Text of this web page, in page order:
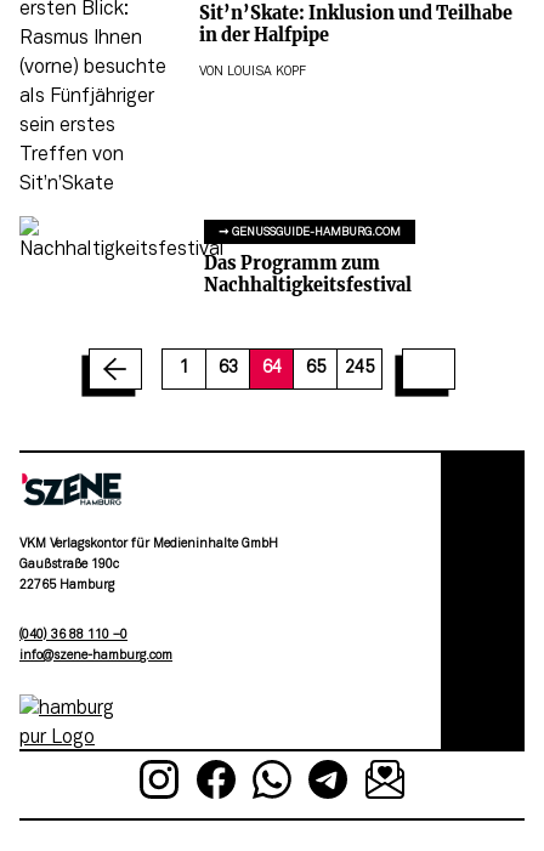
Sit’n’Skate: Inklusion und Teilhabe
in der Halfpipe
VON LOUISA KOPF
➞ GENUSSGUIDE-HAMBURG.COM
Das Programm zum
Nachhaltigkeits­festival
1 63 64 65 245
70 7273 75 7677 78
VKM Verlagskontor für Medieninhalte GmbH
Gaußstraße 190c
22765 Hamburg
(040) 36 88 110 –0
moc.grubmah-enezs@ofni